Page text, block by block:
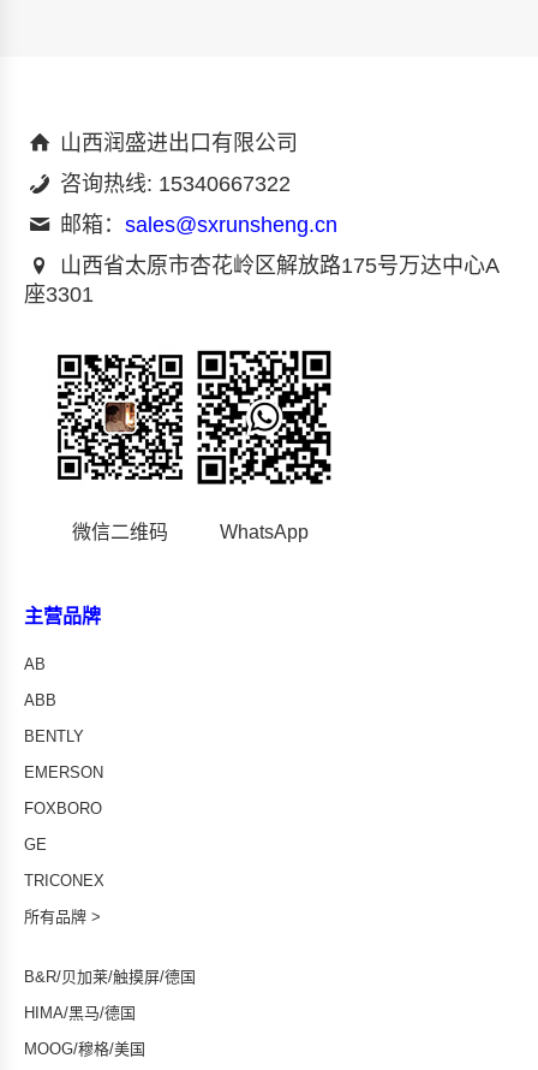
山西润盛进出口有限公司
咨询热线: 15340667322
邮箱：sales@sxrunsheng.cn
山西省太原市杏花岭区解放路175号万达中心A
座3301
微信二维码 WhatsApp
主营品牌
AB
ABB
BENTLY
EMERSON
FOXBORO
GE
TRICONEX
所有品牌 >
B&R/贝加莱/触摸屏/德国
HIMA/黑马/德国
MOOG/穆格/美国